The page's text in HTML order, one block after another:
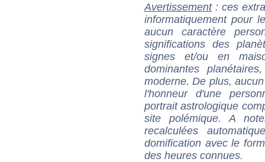
Avertissement: ces
informatiquement pour
aucun caractère
significations des
signes et/ou en
dominantes
moderne. De plus,
l'honneur d'une
portrait astrologique
site polémique. A
recalculées
domification avec le
des heures connues.